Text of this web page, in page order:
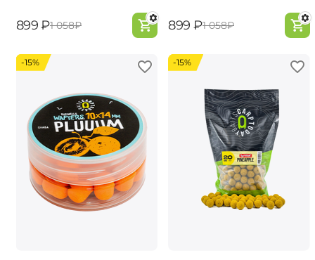
‍899‍ ₽‍1 058‍₽ ‍899‍ ₽‍1 058‍₽
-15% -15%